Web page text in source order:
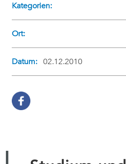
Kategorien:
Ort:
Datum: 02.12.2010